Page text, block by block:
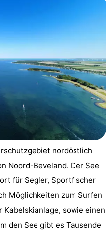
nordöstlich
Noord-Beveland. Der See
für Segler, Sportfischer
Möglichkeiten zum Surfen
Kabelskianlage, sowie einen
den See gibt es Tausende